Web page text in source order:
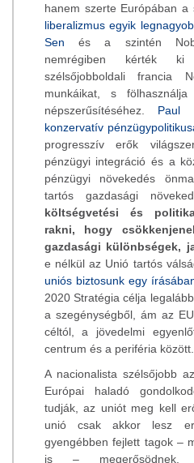
hanem szerte Európában
liberalizmus egyik
Sen és a szintén
nemrégiben kérték
szélsőjobboldali francia
munkáikat, s
népszerűsítéséhez. Paul
konzervatív
progresszív erők
pénzügyi integráció és a
pénzügyi növekedés
tartós gazdasági
költségvetési és
rakni, hogy
gazdasági különbségek,
e nélkül az Unió tartós
uniós biztosunk egy
2020 Stratégia célja
a szegénységből, ám az
céltól, a jövedelmi
centrum és a periféria között.
A nacionalista szélsőjobb
Európai haladó
tudják, az uniót meg kell
unió csak akkor lesz
gyengébben fejlett tagok –
is – megerősödnek.